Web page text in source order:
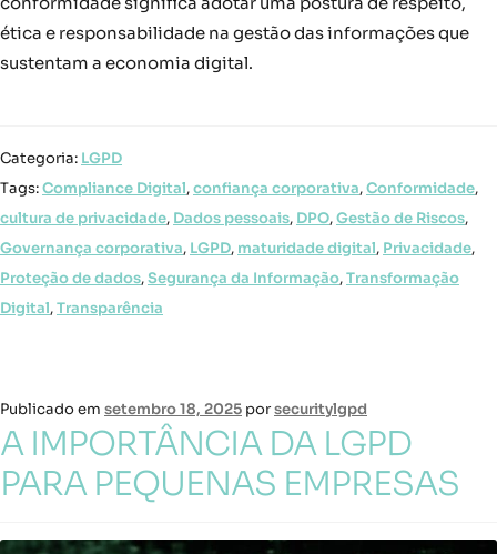
ética e responsabilidade na gestão das informações que
sustentam a economia digital.
Categoria: LGPD
Tags:Compliance Digital,confiança corporativa,Conformidade,
cultura de privacidade, Dados pessoais, DPO,Gestão de Riscos,
Governança corporativa, LGPD, maturidade digital, Privacidade,
Proteção de dados,Segurança da Informação,Transformação
Digital,Transparência
Publicado em setembro 18, 2025 porsecuritylgpd
A IMPORTÂNCIA DA LGPD
PARA PEQUENAS EMPRESAS